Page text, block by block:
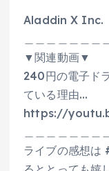
Aladdin X Inc.
▼関連動画▼
240円の電子ド
ている理由…
https://
ライブの感想は